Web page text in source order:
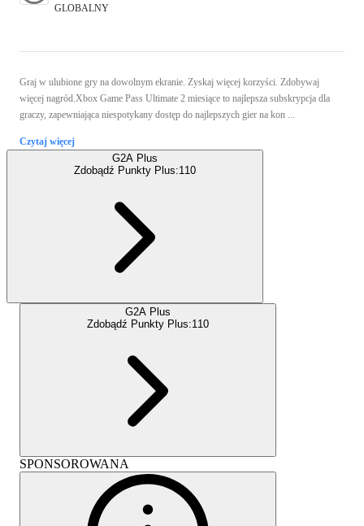
GLOBALNY
Graj w ulubione gry na dowolnym ekranie. Zyskaj więcej korzyści. Zdobywaj
więcej nagród.Xbox Game Pass Ultimate 2 miesiące to najlepsza subskrypcja dla
graczy, zapewniająca niespotykany dostęp do najlepszych gier na kon ...
Czytaj więcej
G2A Plus
Zdobądź Punkty Plus:110
G2A Plus
Zdobądź Punkty Plus:110
SPONSOROWANA